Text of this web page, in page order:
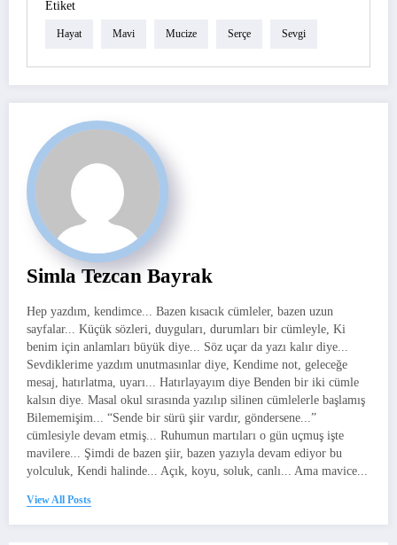
Etiket
Hayat Mavi Mucize Serçe Sevgi
Simla Tezcan Bayrak
Hep yazdım, kendimce... Bazen kısacık cümleler, bazen uzun
sayfalar... Küçük sözleri, duyguları, durumları bir cümleyle, Ki
benim için anlamları büyük diye... Söz uçar da yazı kalır diye...
Sevdiklerime yazdım unutmasınlar diye, Kendime not, geleceğe
mesaj, hatırlatma, uyarı... Hatırlayayım diye Benden bir iki cümle
kalsın diye. Masal okul sırasında yazılıp silinen cümlelerle başlamış
Bilememişim... “Sende bir sürü şiir vardır, göndersene...”
cümlesiyle devam etmiş... Ruhumun martıları o gün uçmuş işte
mavilere... Şimdi de bazen şiir, bazen yazıyla devam ediyor bu
yolculuk, Kendi halinde... Açık, koyu, soluk, canlı... Ama mavice...
View All Posts